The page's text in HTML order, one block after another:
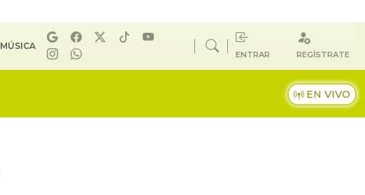
MÚSICA
ENTRAR REGÍSTRATE
EN VIVO